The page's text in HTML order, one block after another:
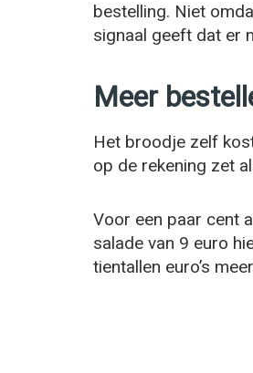
bestelling. Niet
signaal geeft dat er
Meer
Het broodje zelf
op de rekening zet
Voor een paar cent
salade van 9 euro
tientallen euro’s